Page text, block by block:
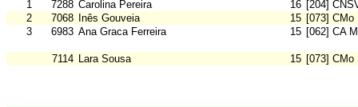
1
7288 Carolina Pereira 16 [204]
2
7068 Inês Gouveia 15 [073] CMo
3
6983 Ana Graca Ferreira 15 [062] CA
7114 Lara Sousa 15 [073] CMo